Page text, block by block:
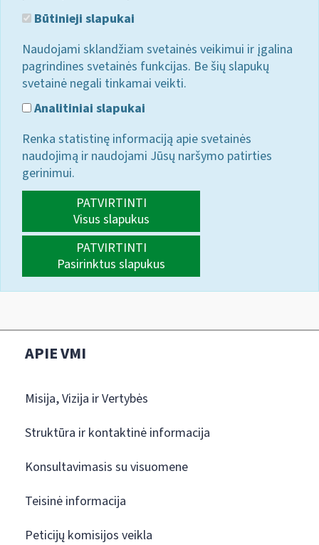
Būtinieji slapukai
Naudojami sklandžiam svetainės veikimui ir įgalina
pagrindines svetainės funkcijas. Be šių slapukų
svetainė negali tinkamai veikti.
Analitiniai slapukai
Renka statistinę informaciją apie svetainės
naudojimą ir naudojami Jūsų naršymo patirties
gerinimui.
PATVIRTINTI
Visus slapukus
PATVIRTINTI
Pasirinktus slapukus
APIE VMI
Misija, Vizija ir Vertybės
Struktūra ir kontaktinė informacija
Konsultavimasis su visuomene
Teisinė informacija
Peticijų komisijos veikla